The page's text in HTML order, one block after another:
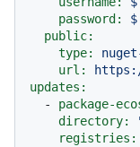
password:
$
public:
type:
url:
updates:
-
package-
directory:
registries: